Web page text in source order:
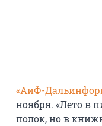
«АиФ-
ноября. «Лето в
полок, но в